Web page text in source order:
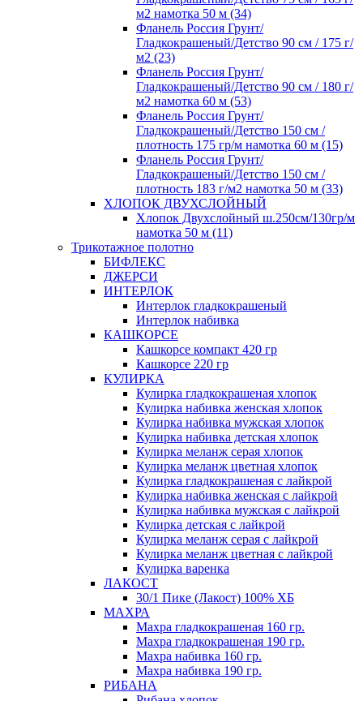
м2 намотка 50 м (34)
Фланель Россия Грунт/
Гладкокрашеный/Детство 90 см / 175 г/
м2 (23)
Фланель Россия Грунт/
Гладкокрашеный/Детство 90 см / 180 г/
м2 намотка 60 м (53)
Фланель Россия Грунт/
Гладкокрашеный/Детство 150 см /
плотность 175 гр/м намотка 60 м (15)
Фланель Россия Грунт/
Гладкокрашеный/Детство 150 см /
плотность 183 г/м2 намотка 50 м (33)
ХЛОПОК ДВУХСЛОЙНЫЙ
Хлопок Двухслойный ш.250см/130гр/м
намотка 50 м (11)
Трикотажное полотно
БИФЛЕКС
ДЖЕРСИ
ИНТЕРЛОК
Интерлок гладкокрашеный
Интерлок набивка
КАШКОРСЕ
Кашкорсе компакт 420 гр
Кашкорсе 220 гр
КУЛИРКА
Кулирка гладкокрашеная хлопок
Кулирка набивка женская хлопок
Кулирка набивка мужская хлопок
Кулирка набивка детская хлопок
Кулирка меланж серая хлопок
Кулирка меланж цветная хлопок
Кулирка гладкокрашеная с лайкрой
Кулирка набивка женская с лайкрой
Кулирка набивка мужская с лайкрой
Кулирка детская с лайкрой
Кулирка меланж серая с лайкрой
Кулирка меланж цветная с лайкрой
Кулирка варенка
ЛАКОСТ
30/1 Пике (Лакост) 100% ХБ
МАХРА
Махра гладкокрашеная 160 гр.
Махра гладкокрашеная 190 гр.
Махра набивка 160 гр.
Махра набивка 190 гр.
РИБАНА